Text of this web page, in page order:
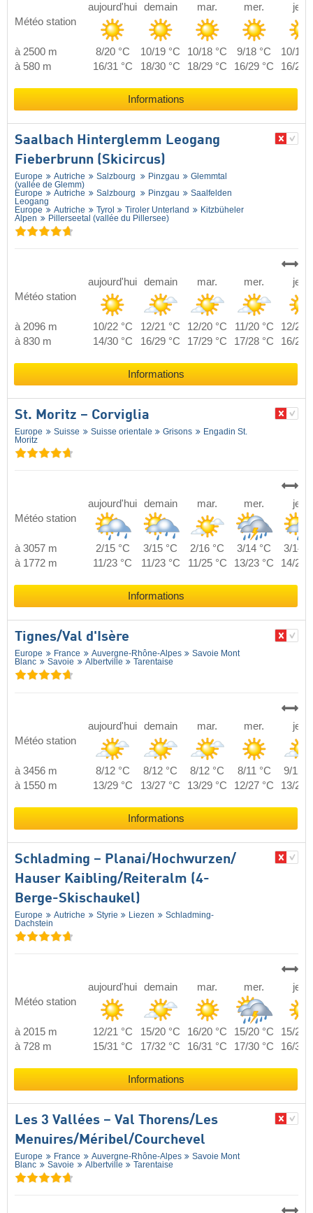
Météo station
aujourd'hui demain mar. mer. jeu.
à 2500 m 8/20 °C 10/19 °C 10/18 °C 9/18 °C
10/18
à 580 m
16/31 °C 18/30 °C 18/29 °C 16/29 °C 16/29
Informations
Saalbach Hinterglemm Leogang
Fieberbrunn (Skicircus)
Europe Autriche Salzbourg Pinzgau
Glemmtal
(vallée de Glemm)
Europe
Autriche Salzbourg Pinzgau
Saalfelden
Leogang
Europe
Autriche Tyrol Tiroler Unterland
Kitzbüheler
Alpen
Pillerseetal (vallée du Pillersee)
Météo station
aujourd'hui demain mar. mer. jeu.
à 2096 m 10/22 °C 12/21 °C 12/20 °C 11/20 °C
12/20
à 830 m
14/30 °C 16/29 °C 17/29 °C 17/28 °C 16/29
Informations
St. Moritz – Corviglia
Europe Suisse Suisse orientale Grisons
Engadin St.
Moritz
Météo station
aujourd'hui demain mar. mer. jeu.
à 3057 m 2/15 °C 3/15 °C 2/16 °C 3/14 °C
3/14
à 1772 m
11/23 °C 11/23 °C 11/25 °C 13/23 °C 14/23
Informations
Tignes/​Val d'Isère
Europe France Auvergne-Rhône-Alpes
Savoie Mont
Blanc
Savoie Albertville Tarentaise
Météo station
aujourd'hui demain mar. mer. jeu.
à 3456 m 8/12 °C 8/12 °C 8/12 °C 8/11 °C
9/12
à 1550 m
13/29 °C 13/27 °C 13/29 °C 12/27 °C 13/27
Informations
Schladming – Planai/​Hochwurzen/​
Hauser Kaibling/​Reiteralm (4-
Berge-Skischaukel)
Europe Autriche Styrie Liezen
Schladming-
Dachstein
Météo station
aujourd'hui demain mar. mer. jeu.
à 2015 m 12/21 °C 15/20 °C 16/20 °C 15/20 °C
15/20
à 728 m
15/31 °C 17/32 °C 16/31 °C 17/30 °C 16/31
Informations
Les 3 Vallées – Val Thorens/​Les
Menuires/​Méribel/​Courchevel
Europe France Auvergne-Rhône-Alpes
Savoie Mont
Blanc
Savoie Albertville Tarentaise